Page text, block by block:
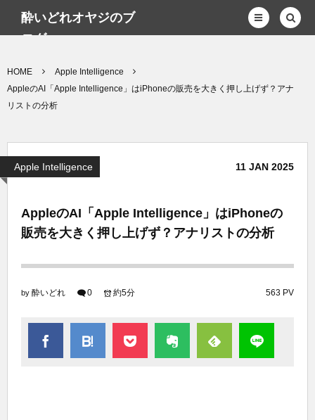
酔いどれオヤジのブ
ログwp
HOME
Apple Intelligence
AppleのAI「Apple Intelligence」はiPhoneの販売を大きく押し上げず？アナ
リストの分析
Apple Intelligence 11 JAN 2025
AppleのAI「Apple Intelligence」はiPhoneの
販売を大きく押し上げず？アナリストの分析
by 酔いどれ 0 563 PV
約5分